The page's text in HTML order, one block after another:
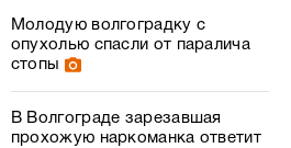
Молодую волгоградку с
опухолью спасли от паралича
стопы
В Волгограде зарезавшая
прохожую наркоманка ответит